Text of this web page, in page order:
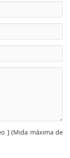
] (Mida màxima de